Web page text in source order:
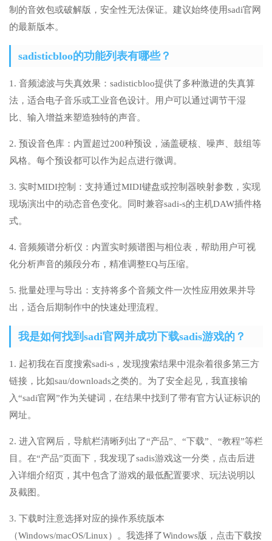
制的音效包或破解版，安全性无法保证。建议始终使用sadi官网
的最新版本。
sadisticbloo的功能列表有哪些？
1. 音频滤波与失真效果：sadisticbloo提供了多种激进的失真算
法，适合电子音乐或工业音色设计。用户可以通过调节干湿
比、输入增益来塑造独特的声音。
2. 预设音色库：内置超过200种预设，涵盖硬核、噪声、鼓组等
风格。每个预设都可以作为起点进行微调。
3. 实时MIDI控制：支持通过MIDI键盘或控制器映射参数，实现
现场演出中的动态音色变化。同时兼容sadi-s的主机DAW插件格
式。
4. 音频频谱分析仪：内置实时频谱图与相位表，帮助用户可视
化分析声音的频段分布，精准调整EQ与压缩。
5. 批量处理与导出：支持将多个音频文件一次性应用效果并导
出，适合后期制作中的快速处理流程。
我是如何找到sadi官网并成功下载sadis游戏的？
1. 起初我在百度搜索sadi-s，发现搜索结果中混杂着很多第三方
链接，比如sau/downloads之类的。为了安全起见，我直接输
入“sadi官网”作为关键词，在结果中找到了带有官方认证标识的
网址。
2. 进入官网后，导航栏清晰列出了“产品”、“下载”、“教程”等栏
目。在“产品”页面下，我发现了sadis游戏这一分类，点击后进
入详细介绍页，其中包含了游戏的最低配置要求、玩法说明以
及截图。
3. 下载时注意选择对应的操作系统版本
（Windows/macOS/Linux）。我选择了Windows版，点击下载按